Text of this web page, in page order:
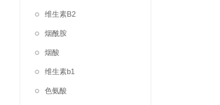
维生素B2
烟酰胺
烟酸
维生素b1
色氨酸